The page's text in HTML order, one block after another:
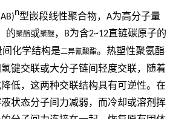
n型嵌段线性聚合物， A为高分子量
的聚酯或聚醚， B为含2~12 直链碳原子的
间化学结构是二异氰酸酯。热塑性聚氨酯
键交联或大分子链间轻度交联，随着
低，这两种交联结构具有可逆性。在
状态分子间力减弱，而冷却或溶剂挥